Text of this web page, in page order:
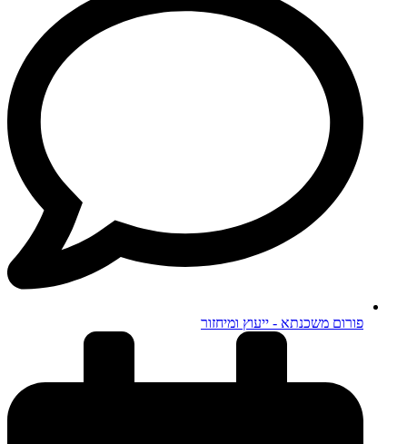
פורום משכנתא - ייעוץ ומיחזור